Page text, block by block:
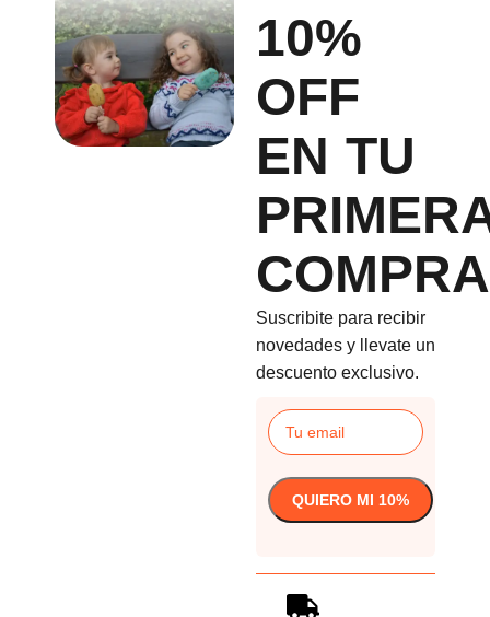
10%
OFF
EN TU
COMPRA
Suscribite para recibir
novedades y llevate un
descuento exclusivo.